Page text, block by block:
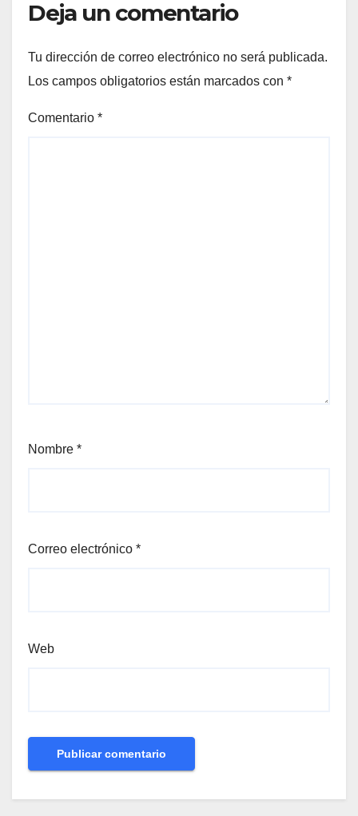
Deja un comentario
Tu dirección de correo electrónico no será publicada.
Los campos obligatorios están marcados con *
Comentario *
Nombre *
Correo electrónico *
Web